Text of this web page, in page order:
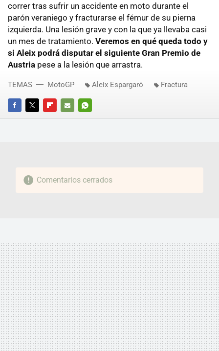
correr tras sufrir un accidente en moto durante el
parón veraniego y fracturarse el fémur de su pierna
izquierda. Una lesión grave y con la que ya llevaba casi
un mes de tratamiento. Veremos en qué queda todo y
si Aleix podrá disputar el siguiente Gran Premio de
Austria pese a la lesión que arrastra.
FACEBOOKTWITTERFLIPBOARD
E-
WHATSAPP
TEMAS MotoGP Aleix Espargaró Fractura
Comentarios cerrados